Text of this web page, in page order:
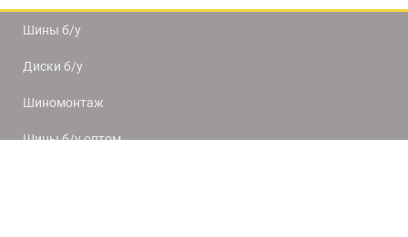
Шины б/у
Диски б/у
Шиномонтаж
Шины б/у оптом